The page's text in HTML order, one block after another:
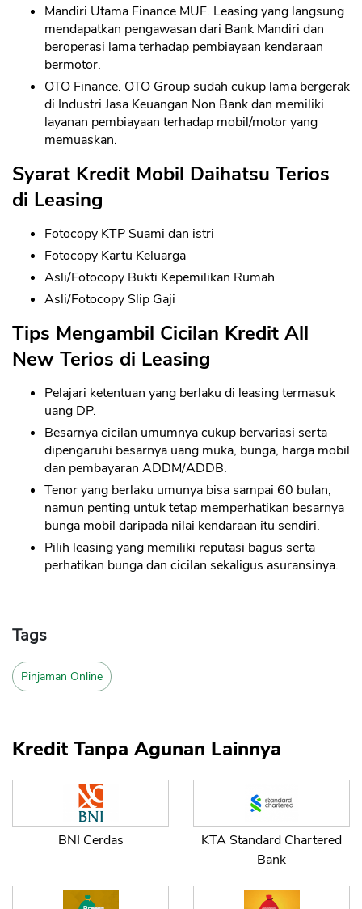
Mandiri Utama Finance MUF. Leasing yang langsung
mendapatkan pengawasan dari Bank Mandiri dan
beroperasi lama terhadap pembiayaan kendaraan
bermotor.
OTO Finance. OTO Group sudah cukup lama bergerak
di Industri Jasa Keuangan Non Bank dan memiliki
layanan pembiayaan terhadap mobil/motor yang
memuaskan.
Syarat Kredit Mobil Daihatsu Terios
di Leasing
Fotocopy KTP Suami dan istri
Fotocopy Kartu Keluarga
Asli/Fotocopy Bukti Kepemilikan Rumah
Asli/Fotocopy Slip Gaji
Tips Mengambil Cicilan Kredit All
New Terios di Leasing
Pelajari ketentuan yang berlaku di leasing termasuk
uang DP.
Besarnya cicilan umumnya cukup bervariasi serta
dipengaruhi besarnya uang muka, bunga, harga mobil
dan pembayaran ADDM/ADDB.
Tenor yang berlaku umunya bisa sampai 60 bulan,
namun penting untuk tetap memperhatikan besarnya
bunga mobil daripada nilai kendaraan itu sendiri.
Pilih leasing yang memiliki reputasi bagus serta
perhatikan bunga dan cicilan sekaligus asuransinya.
Tags
Pinjaman Online
Kredit Tanpa Agunan Lainnya
BNI Cerdas
KTA Standard Chartered
Bank